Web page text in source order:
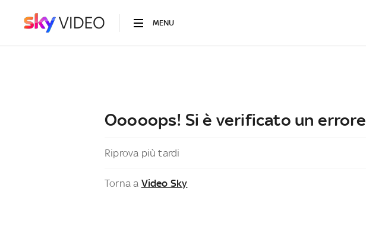
MENU
Ooooops! Si è verificato un errore
Riprova più tardi
Torna a Video Sky